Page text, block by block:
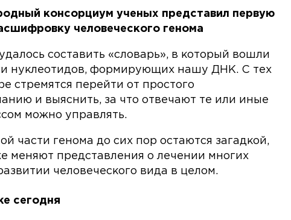
консорциум ученых представил первую
человеческого генома
составить «словарь», в который вошли
нуклеотидов, формирующих нашу ДНК. С тех
стремятся перейти от простого
и выяснить, за что отвечают те или иные
можно управлять.
части генома до сих пор остаются загадкой,
меняют представления о лечении многих
человеческого вида в целом.
сегодня